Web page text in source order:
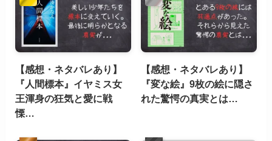
【感想・ネタバレあり】
『人間標本』イヤミス女
王渾身の狂気と愛に戦
慄…
【感想・ネタバレあり】
『変な絵』9枚の絵に隠さ
れた驚愕の真実とは…